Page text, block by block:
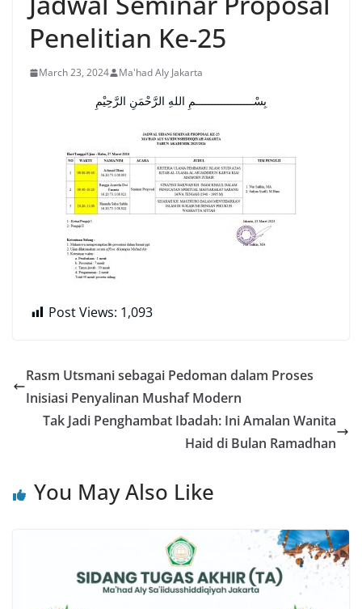
Penelitian Ke-25
March 23, 2024 Ma'had Aly Jakarta
بِسْــــــــــــــــــمِ اللهِ الرَّحْمَنِ الرَّحِيْمِ
Post Views: 1,093
Rasm Utsmani sebagai Pedoman dalam Proses
Inisiasi Penyalinan Mushaf Modern
Tak Jadi Penghambat Ibadah: Ini Amalan Wanita
Haid di Bulan Ramadhan
You May Also Like